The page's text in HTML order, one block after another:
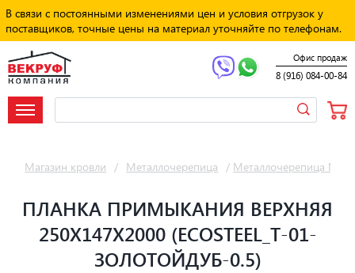
В связи с постоянными изменениями цен и условия отгрузок у
поставщиков, точные цены на материал уточняйте по телефонам.
Офис продаж
8 (916) 084-00-84
Магазин кровли / Металлочерепица / Металлочерепица
ПЛАНКА ПРИМЫКАНИЯ ВЕРХНЯЯ
250Х147Х2000 (ECOSTEEL_T-01-
ЗОЛОТОЙДУБ-0.5)